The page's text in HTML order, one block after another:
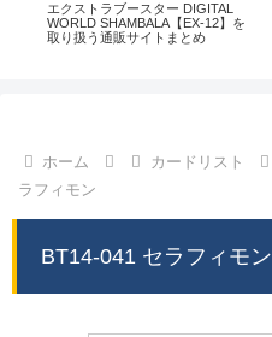
エクストラブースター DIGITAL
WORLD SHAMBALA【EX-12】を
取り扱う通販サイトまとめ
ホーム カードリスト
ラフィモン
BT14-041 セラフィモン